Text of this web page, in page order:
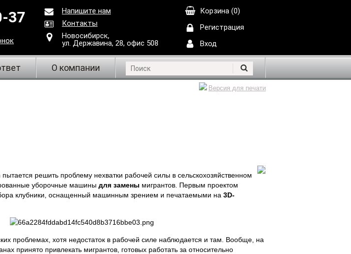
37
Напишите нам
Контакты
Новосибирск,
ул. Державина, 28, офис 508
Корзина (0)
Регистрация
Вход
О компании
Версия для печати
решить проблему нехватки рабочей силы в сельскохозяйственном
уборочные машины для замены мигрантов. Первым проектом
клубники, оснащенный машинным зрением и печатаемыми на 3D-
проблемах, хотя недостаток в рабочей силе наблюдается и там. Вообще, на
принято привлекать мигрантов, готовых работать за относительно